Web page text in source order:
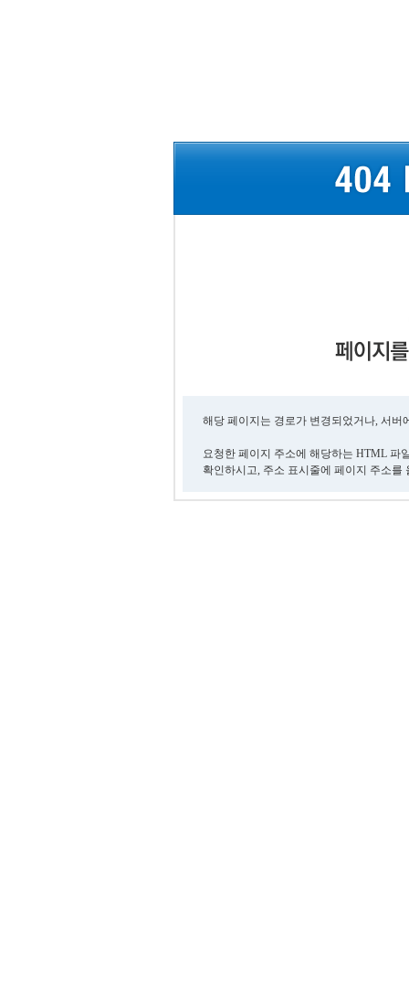
해당 페이지는 경로가 변경되었거나, 서
요청한 페이지 주소에 해당하는 HTML 파
확인하시고, 주소 표시줄에 페이지 주소